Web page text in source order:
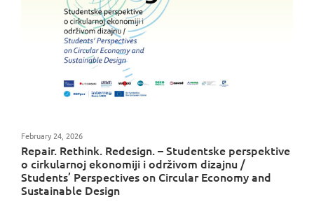
Repair. Rethink. Redesign. – Studentske perspektive
o cirkularnoj ekonomiji i održivom dizajnu /
Students’ Perspectives on Circular Economy and
Sustainable Design
February 24, 2026